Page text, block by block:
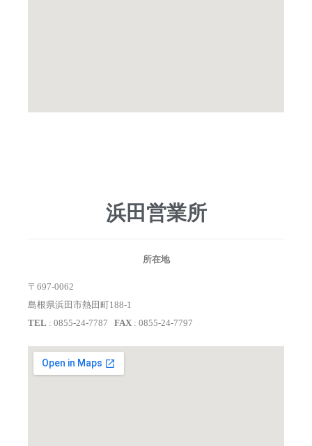
浜田営業所
所在地
〒697-0062
島根県浜田市熱田町188-1
TEL : 0855-24-7787 FAX : 0855-24-7797